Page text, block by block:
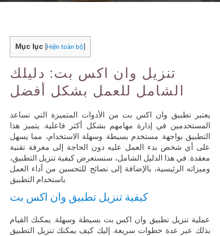
Mục lục [Hiện toàn bộ]
تنزيل وان اكس بت: دليلك
الشامل للعمل بشكل أفضل
يعتبر تطبيق وان اكس بت من الأدوات المتميزة التي تساعد
المستخدمين في إدارة مهامهم بشكل أكثر فاعلية. يتميز هذا
التطبيق بواجهة مستخدم بسيطة وسهلة الاستخدام، مما يسهل
على أي شخص بدء العمل عليه دون الحاجة إلى معرفة تقنية
معقدة. في هذا الدليل الشامل، سنستعرض كيفية تنزيل التطبيق،
وميزاته الرئيسية، بالإضافة إلى نصائح للتحسين من أداء العمل
باستخدام التطبيق.
كيفية تنزيل تطبيق وان اكس بت
عملية تنزيل تطبيق وان اكس بت بسيطة وسهلة. يمكنك القيام
بذلك عبر عدة خطوات سريعة. إليك كيف يمكنك تنزيل التطبيق